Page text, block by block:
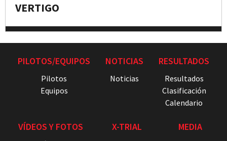
VERTIGO
PILOTOS/EQUIPOS
Pilotos
Equipos
NOTICIAS
Noticias
RESULTADOS
Resultados
Clasificación
Calendario
VÍDEOS Y FOTOS X-TRIAL MEDIA